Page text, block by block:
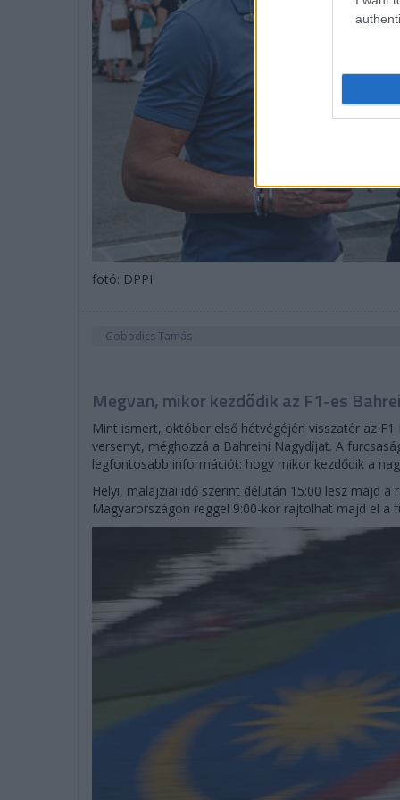
fotó: DPPI
Gobodics Tamás
Megvan, mikor kezdődik az F1-es
Mint ismert, október első hétvégéjén visszatér az
versenyt, méghozzá a Bahreini Nagydíjat. A
legfontosabb információt: hogy mikor kezdődik a
Helyi, malajziai idő szerint délután 15:00 lesz majd
Magyarországon reggel 9:00-kor rajtolhat majd el a